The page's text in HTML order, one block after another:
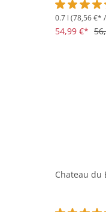
0.7 l (78,56 €*
54,99 €*
Chateau du